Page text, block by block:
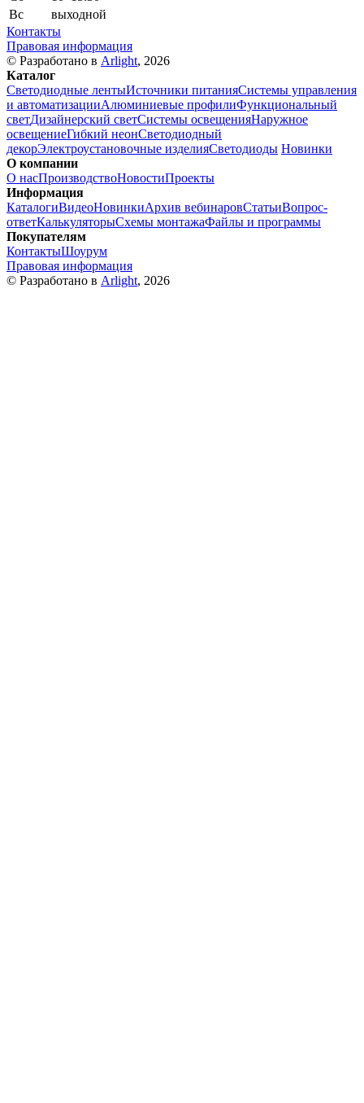
Вс
выходной
Контакты
Правовая информация
© Разработано в Arlight, 2026
Каталог
Светодиодные лентыИсточники питанияСистемы управления
и автоматизацииАлюминиевые профилиФункциональный
светДизайнерский светСистемы освещенияНаружное
освещениеГибкий неонСветодиодный
декорЭлектроустановочные изделияСветодиоды Новинки
О компании
О насПроизводствоНовостиПроекты
Информация
КаталогиВидеоНовинкиАрхив вебинаровСтатьиВопрос-
ответКалькуляторыСхемы монтажаФайлы и программы
Покупателям
КонтактыШоурум
Правовая информация
© Разработано в Arlight, 2026